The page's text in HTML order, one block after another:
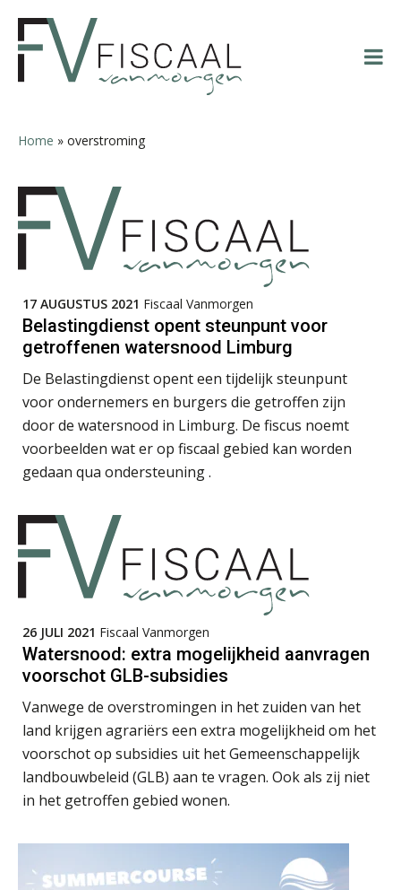
hoofdnavigatie
hoofd
eerste
voettekst
Home » overstroming
17 AUGUSTUS 2021 Fiscaal Vanmorgen
Belastingdienst opent steunpunt voor
getroffenen watersnood Limburg
De Belastingdienst opent een tijdelijk steunpunt
voor ondernemers en burgers die getroffen zijn
door de watersnood in Limburg. De fiscus noemt
voorbeelden wat er op fiscaal gebied kan worden
gedaan qua ondersteuning .
26 JULI 2021 Fiscaal Vanmorgen
Watersnood: extra mogelijkheid aanvragen
voorschot GLB-subsidies
Vanwege de overstromingen in het zuiden van het
land krijgen agrariërs een extra mogelijkheid om het
voorschot op subsidies uit het Gemeenschappelijk
landbouwbeleid (GLB) aan te vragen. Ook als zij niet
in het getroffen gebied wonen.
Joost Severs
John Bult
Martijn Bedaux
Imke Bos
Roger van de Berg